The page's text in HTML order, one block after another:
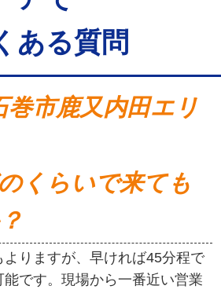
ある質問
巻市鹿又内田エリ
くらいで来ても
りますが、早ければ45分程で
です。現場から一番近い営業